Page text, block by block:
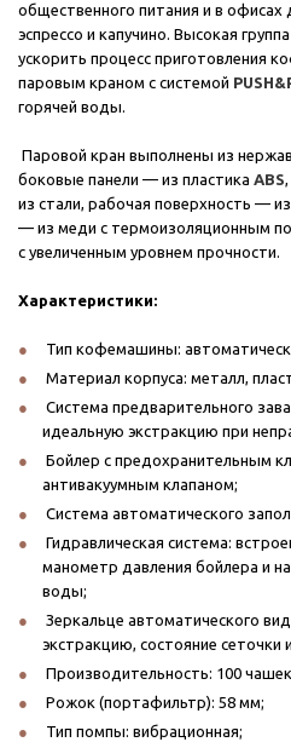
общественного питания и в офисах
эспрессо и капучино. Высокая
ускорить процесс приготовления
паровым краном с системой
горячей воды.
Паровой кран выполнены из
боковые панели — из пластика ABS
из стали, рабочая поверхность —
— из меди с термоизоляционным
с увеличенным уровнем прочности.
Характеристики:
Тип кофемашины:
Материал корпуса: металл,
Система предварительного
идеальную экстракцию при
Бойлер с предохранительным
антивакуумным клапаном;
Система автоматического
Гидравлическая система:
манометр давления бойлера и
воды;
Зеркальце автоматического
экстракцию, состояние сеточки
Производительность: 100
Рожок (портафильтр): 58 мм;
Тип помпы: вибрационная;